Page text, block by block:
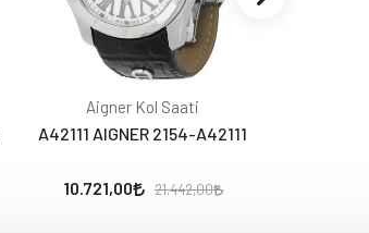
Aigner Kol Saati
A42111 AIGNER 2154-A42111
10.721,00 21.442,00